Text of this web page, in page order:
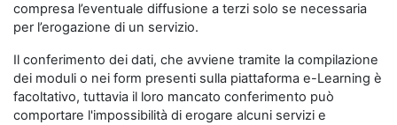
compresa l’eventuale diffusione a terzi solo se necessaria
per l’erogazione di un servizio.
Il conferimento dei dati, che avviene tramite la compilazione
dei moduli o nei form presenti sulla piattaforma e-Learning è
facoltativo, tuttavia il loro mancato conferimento può
comportare l'impossibilità di erogare alcuni servizi e